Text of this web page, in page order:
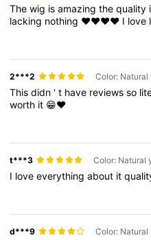
Thewig isamazingthequality
lacking nothing ❤️❤️❤️❤️ I love
2***2
Thisdidn 't have reviewsso
worth it 😁♥️
t***3
I loveeverythingabout it
d***9